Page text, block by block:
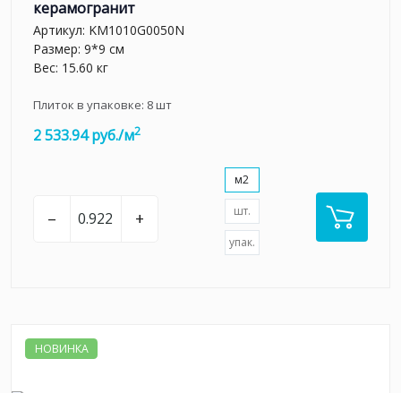
керамогранит
Артикул: KM1010G0050N
Размер: 9*9 см
Вес: 15.60 кг
Плиток в упаковке: 8шт
2 533.94 руб./м2
– +
м2
шт.
упак.
НОВИНКА